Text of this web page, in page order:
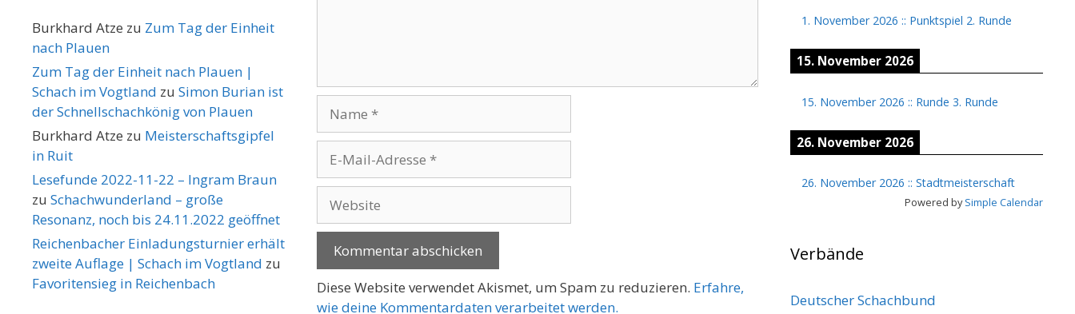
Mail-
Adresse
Diese Website verwendet Akismet, um Spam zu reduzieren. Erfahre,
wie deine Kommentardaten verarbeitet werden.
Burkhard Atze zu Zum Tag der Einheit
nach Plauen
Zum Tag der Einheit nach Plauen |
Schach im Vogtland zu Simon Burian ist
der Schnellschachkönig von Plauen
Burkhard Atze zu Meisterschaftsgipfel
in Ruit
Lesefunde 2022-11-22 – Ingram Braun
zu Schachwunderland – große
Resonanz, noch bis 24.11.2022 geöffnet
Reichenbacher Einladungsturnier erhält
zweite Auflage | Schach im Vogtland zu
Favoritensieg in Reichenbach
1. November 2026 :: Punktspiel 2. Runde
15. November 2026
15. November 2026 :: Runde 3. Runde
26. November 2026
26. November 2026 :: Stadtmeisterschaft
Powered bySimple Calendar
Verbände
Deutscher Schachbund